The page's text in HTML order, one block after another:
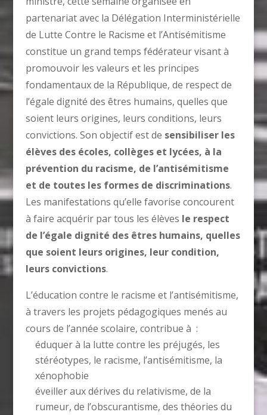
partenariat avec la Délégation Interministérielle
de Lutte Contre le Racisme et l’Antisémitisme
constitue un grand temps fédérateur visant à
promouvoir les valeurs et les principes
fondamentaux de la République, de respect de
l’égale dignité des êtres humains, quelles que
soient leurs origines, leurs conditions, leurs
convictions. Son objectif est de sensibiliser les
élèves des écoles, collèges et lycées, à la
prévention du racisme, de l’antisémitisme
et de toutes les formes de discriminations.
Les manifestations qu’elle favorise concourent
à faire acquérir par tous les élèves le respect
de l’égale dignité des êtres humains, quelles
que soient leurs origines, leur condition,
leurs convictions.
L’éducation contre le racisme et l’antisémitisme,
à travers les projets pédagogiques menés au
cours de l’année scolaire, contribue à :
éduquer à la lutte contre les préjugés, les
stéréotypes, le racisme, l’antisémitisme, la
xénophobie
éveiller aux dérives du relativisme, de la
rumeur, de l’obscurantisme, des théories du